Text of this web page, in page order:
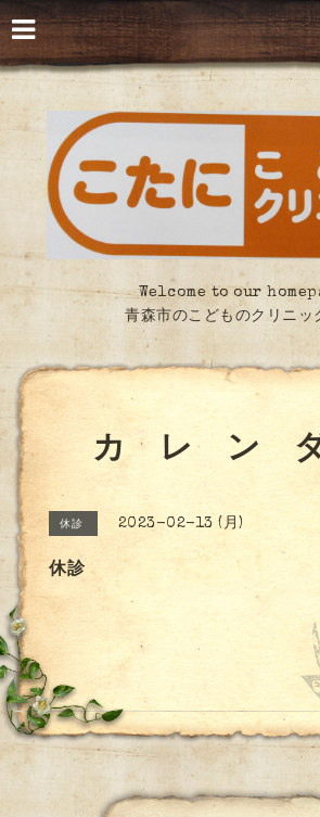
Welcome to our
青森市のこどものクリニッ
カ レ ン
休診 2023-02-13 (月)
休診